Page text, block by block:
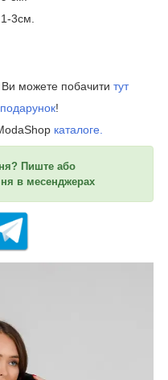
1-3см.
Ви можете побачити тут
!
каталоге.
Пиште або
в месенджерах